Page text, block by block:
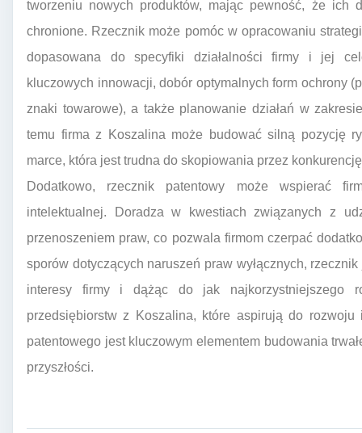
tworzeniu nowych produktów, mając pewność, że ich
chronione. Rzecznik może pomóc w opracowaniu
dopasowana do specyfiki działalności firmy i jej
kluczowych innowacji, dobór optymalnych form ochrony
znaki towarowe), a także planowanie działań w
temu firma z Koszalina może budować silną pozycję
marce, która jest trudna do skopiowania przez
Dodatkowo, rzecznik patentowy może wspierać
intelektualnej. Doradza w kwestiach związanych z
przenoszeniem praw, co pozwala firmom czerpać
sporów dotyczących naruszeń praw wyłącznych,
interesy firmy i dążąc do jak najkorzystniejszego
przedsiębiorstw z Koszalina, które aspirują do
patentowego jest kluczowym elementem budowania
przyszłości.